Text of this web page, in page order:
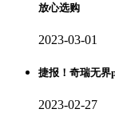
放心选购
2023-03-01
捷报！奇瑞无界
2023-02-27